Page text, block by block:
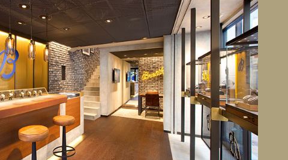
AMIDA
アミダ
Arnold & Son
アーノルド＆サン
ISHIDA いいモノ Selection
いいモノ Gift selection
i.s.d.(アイエスディー)
ブライトリング ブティック 銀座
BEST VINTAGE新宿
TikTok